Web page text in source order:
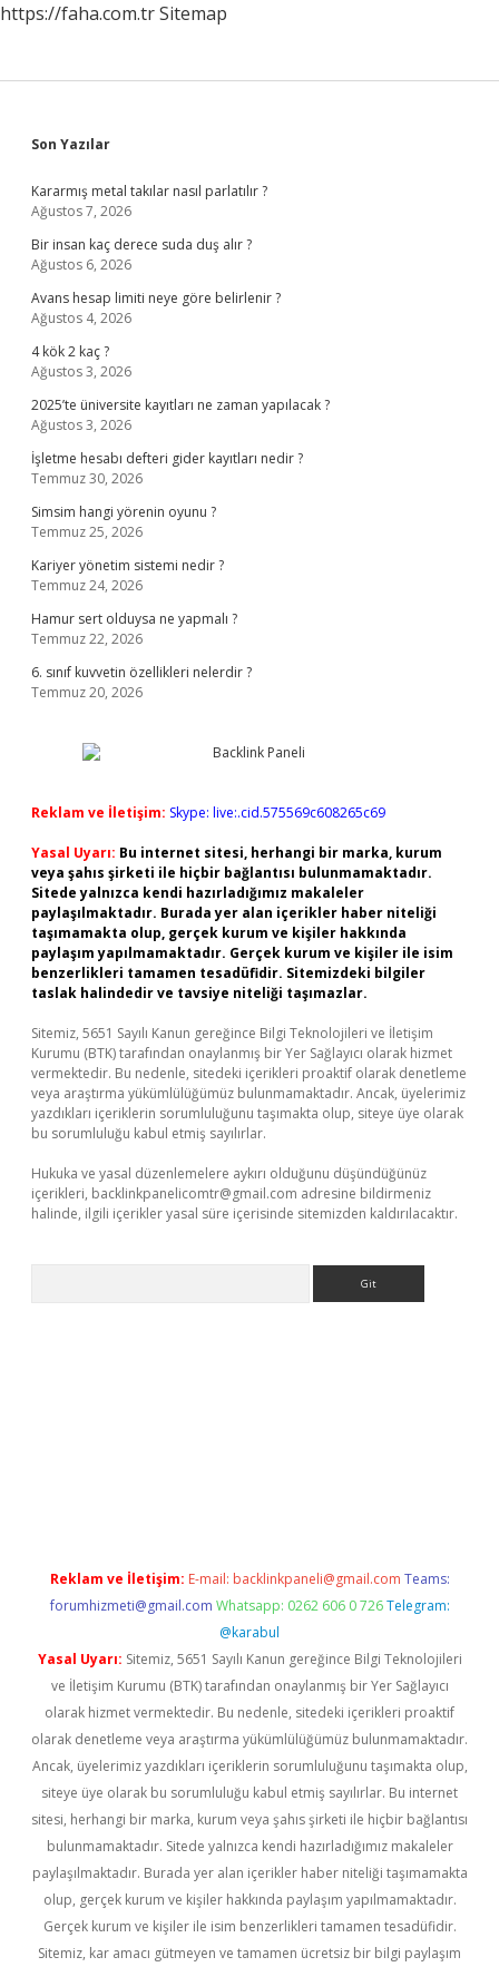
https://faha.com.trSitemap
Sidebar
Son Yazılar
Kararmış metal takılar nasıl parlatılır ?
Ağustos 7, 2026
Bir insan kaç derece suda duş alır ?
Ağustos 6, 2026
Avans hesap limiti neye göre belirlenir ?
Ağustos 4, 2026
4 kök 2 kaç ?
Ağustos 3, 2026
2025’te üniversite kayıtları ne zaman yapılacak ?
Ağustos 3, 2026
İşletme hesabı defteri gider kayıtları nedir ?
Temmuz 30, 2026
Simsim hangi yörenin oyunu ?
Temmuz 25, 2026
Kariyer yönetim sistemi nedir ?
Temmuz 24, 2026
Hamur sert olduysa ne yapmalı ?
Temmuz 22, 2026
6. sınıf kuvvetin özellikleri nelerdir ?
Temmuz 20, 2026
Reklam ve İletişim: Skype: live:.cid.575569c608265c69
Yasal Uyarı: Bu internet sitesi, herhangi bir marka, kurum
veya şahıs şirketi ile hiçbir bağlantısı bulunmamaktadır.
Sitede yalnızca kendi hazırladığımız makaleler
paylaşılmaktadır. Burada yer alan içerikler haber niteliği
taşımamakta olup, gerçek kurum ve kişiler hakkında
paylaşım yapılmamaktadır. Gerçek kurum ve kişiler ile isim
benzerlikleri tamamen tesadüfidir. Sitemizdeki bilgiler
taslak halindedir ve tavsiye niteliği taşımazlar.
Sitemiz, 5651 Sayılı Kanun gereğince Bilgi Teknolojileri ve İletişim
Kurumu (BTK) tarafından onaylanmış bir Yer Sağlayıcı olarak hizmet
vermektedir. Bu nedenle, sitedeki içerikleri proaktif olarak denetleme
veya araştırma yükümlülüğümüz bulunmamaktadır. Ancak, üyelerimiz
yazdıkları içeriklerin sorumluluğunu taşımakta olup, siteye üye olarak
bu sorumluluğu kabul etmiş sayılırlar.
Hukuka ve yasal düzenlemelere aykırı olduğunu düşündüğünüz
içerikleri, backlinkpanelicomtr@gmail.com adresine bildirmeniz
halinde, ilgili içerikler yasal süre içerisinde sitemizden kaldırılacaktır.
Reklam ve İletişim: E-mail: backlinkpaneli@gmail.com Teams:
forumhizmeti@gmail.com Whatsapp: 0262 606 0 726 Telegram:
@karabul
Yasal Uyarı: Sitemiz, 5651 Sayılı Kanun gereğince Bilgi Teknolojileri
ve İletişim Kurumu (BTK) tarafından onaylanmış bir Yer Sağlayıcı
olarak hizmet vermektedir. Bu nedenle, sitedeki içerikleri proaktif
olarak denetleme veya araştırma yükümlülüğümüz bulunmamaktadır.
Ancak, üyelerimiz yazdıkları içeriklerin sorumluluğunu taşımakta olup,
siteye üye olarak bu sorumluluğu kabul etmiş sayılırlar. Bu internet
sitesi, herhangi bir marka, kurum veya şahıs şirketi ile hiçbir bağlantısı
bulunmamaktadır. Sitede yalnızca kendi hazırladığımız makaleler
paylaşılmaktadır. Burada yer alan içerikler haber niteliği taşımamakta
olup, gerçek kurum ve kişiler hakkında paylaşım yapılmamaktadır.
Gerçek kurum ve kişiler ile isim benzerlikleri tamamen tesadüfidir.
Sitemiz, kar amacı gütmeyen ve tamamen ücretsiz bir bilgi paylaşım